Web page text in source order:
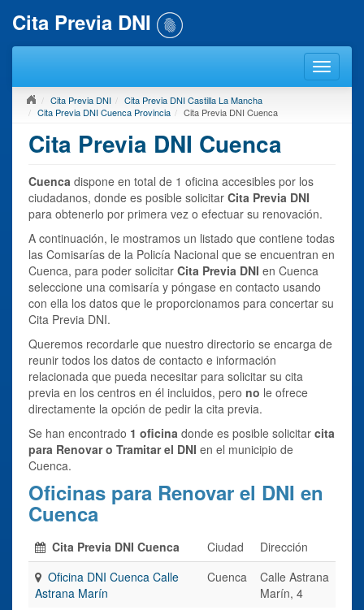
Cita Previa DNI
Cita Previa DNI
Cita Previa DNI Castilla La Mancha
Cita Previa DNI Cuenca Provincia
Cita Previa DNI Cuenca
Cita Previa DNI Cuenca
Cuenca dispone en total de 1 oficina accesibles por los
ciudadanos, donde es posible solicitar Cita Previa DNI
para obtenerlo por primera vez o efectuar su renovación.
A continuación, le mostramos un listado que contiene todas
las Comisarías de la Policía Nacional que se encuentran en
Cuenca, para poder solicitar Cita Previa DNI en Cuenca
seleccione una comisaría y póngase en contacto usando
con ella los datos que le proporcionamos para concertar su
Cita Previa DNI.
Queremos recordarle que nuestro directorio se encarga de
reunir todos los datos de contacto e información
relacionada que pueda necesitar para solicitar su cita
previa en los centros en él incluidos, pero no le ofrece
directamente la opción de pedir la cita previa.
Se han encontrado 1 oficina donde es posible solicitar cita
para Renovar o Tramitar el DNI en el municipio de
Cuenca.
Oficinas para Renovar el DNI en
Cuenca
Cita Previa DNI Cuenca Ciudad
Dirección
Oficina DNI Cuenca Calle
Astrana Marín
Cuenca
Calle Astrana
Marín, 4